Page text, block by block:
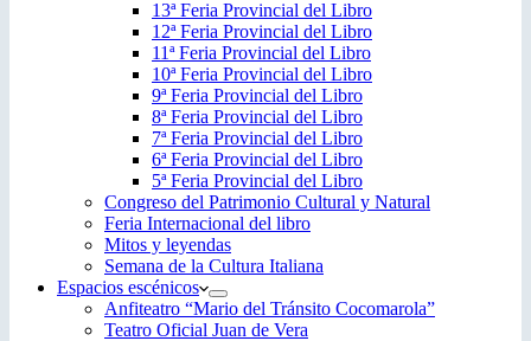
13ª Feria Provincial del Libro
12ª Feria Provincial del Libro
11ª Feria Provincial del Libro
10ª Feria Provincial del Libro
9ª Feria Provincial del Libro
8ª Feria Provincial del Libro
7ª Feria Provincial del Libro
6ª Feria Provincial del Libro
5ª Feria Provincial del Libro
Congreso del Patrimonio Cultural y Natural
Feria Internacional del libro
Mitos y leyendas
Semana de la Cultura Italiana
Espacios escénicos
Anfiteatro “Mario del Tránsito Cocomarola”
Teatro Oficial Juan de Vera